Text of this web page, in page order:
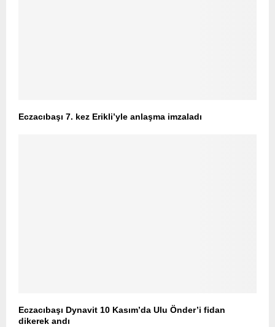
Eczacıbaşı 7. kez Erikli’yle anlaşma imzaladı
Eczacıbaşı Dynavit 10 Kasım’da Ulu Önder’i fidan
dikerek andı